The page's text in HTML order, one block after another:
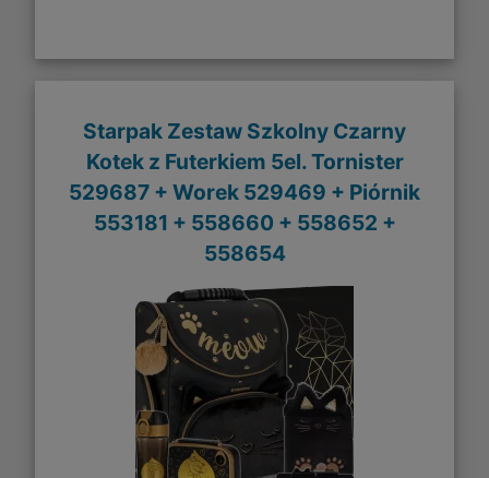
Starpak Zestaw Szkolny Czarny
Kotek z Futerkiem 5el. Tornister
529687 + Worek 529469 + Piórnik
553181 + 558660 + 558652 +
558654